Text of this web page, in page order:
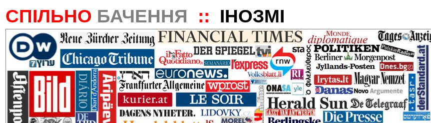
СПІЛЬНО БАЧЕННЯ :: ІНОЗМІ